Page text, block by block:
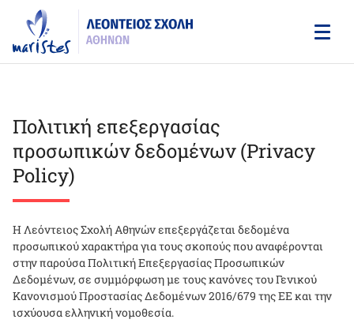
main
content
Πολιτική επεξεργασίας
προσωπικών δεδομένων (Privacy
Policy)
Η Λεόντειος Σχολή Αθηνών επεξεργάζεται δεδομένα
προσωπικού χαρακτήρα για τους σκοπούς που αναφέρονται
στην παρούσα Πολιτική Επεξεργασίας Προσωπικών
Δεδομένων, σε συμμόρφωση με τους κανόνες του Γενικού
Κανονισμού Προστασίας Δεδομένων 2016/679 της ΕΕ και την
ισχύουσα ελληνική νομοθεσία.